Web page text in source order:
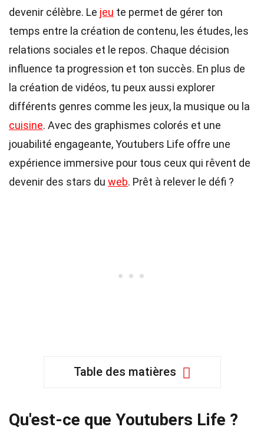
devenir célèbre. Le jeu te permet de gérer ton
temps entre la création de contenu, les études, les
relations sociales et le repos. Chaque décision
influence ta progression et ton succès. En plus de
la création de vidéos, tu peux aussi explorer
différents genres comme les jeux, la musique ou la
cuisine. Avec des graphismes colorés et une
jouabilité engageante, Youtubers Life offre une
expérience immersive pour tous ceux qui rêvent de
devenir des stars du web. Prêt à relever le défi ?
Table des matières
Qu'est-ce que Youtubers Life ?